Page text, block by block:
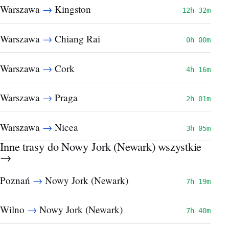
Warszawa → Kingston 12h 32m
Warszawa → Chiang Rai 0h 00m
Warszawa → Cork 4h 16m
Warszawa → Praga 2h 01m
Warszawa → Nicea 3h 05m
Inne trasy do Nowy Jork (Newark)wszystkie
→
Poznań → Nowy Jork (Newark) 7h 19m
Wilno → Nowy Jork (Newark) 7h 40m